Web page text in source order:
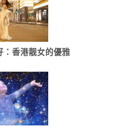
：香港靓女的優雅